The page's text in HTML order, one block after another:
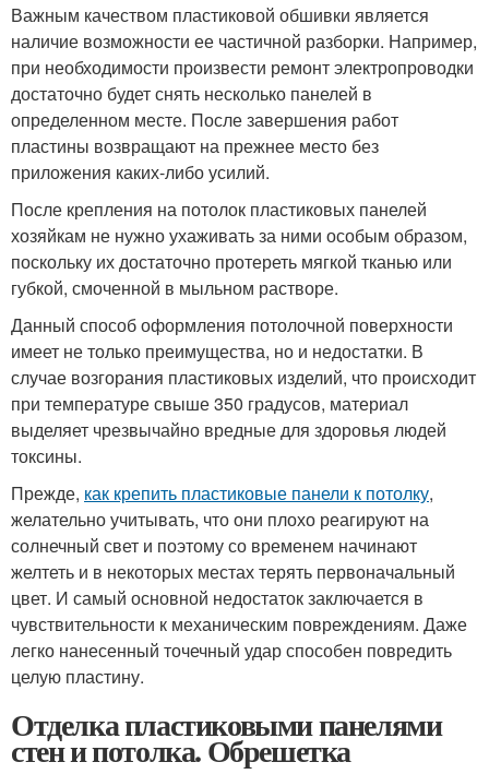
Важным качеством пластиковой обшивки является
наличие возможности ее частичной разборки. Например,
при необходимости произвести ремонт электропроводки
достаточно будет снять несколько панелей в
определенном месте. После завершения работ
пластины возвращают на прежнее место без
приложения каких-либо усилий.
После крепления на потолок пластиковых панелей
хозяйкам не нужно ухаживать за ними особым образом,
поскольку их достаточно протереть мягкой тканью или
губкой, смоченной в мыльном растворе.
Данный способ оформления потолочной поверхности
имеет не только преимущества, но и недостатки. В
случае возгорания пластиковых изделий, что происходит
при температуре свыше 350 градусов, материал
выделяет чрезвычайно вредные для здоровья людей
токсины.
Прежде, как крепить пластиковые панели к потолку,
желательно учитывать, что они плохо реагируют на
солнечный свет и поэтому со временем начинают
желтеть и в некоторых местах терять первоначальный
цвет. И самый основной недостаток заключается в
чувствительности к механическим повреждениям. Даже
легко нанесенный точечный удар способен повредить
целую пластину.
Отделка пластиковыми панелями
стен и потолка. Обрешетка